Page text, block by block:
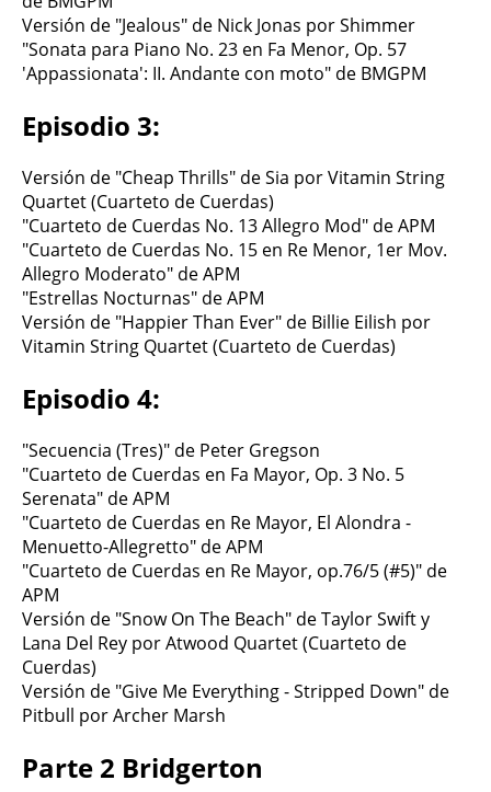
Versión de "Jealous" de Nick Jonas por Shimmer
"Sonata para Piano No. 23 en Fa Menor, Op. 57
'Appassionata': II. Andante con moto" de BMGPM
Episodio 3:
Versión de "Cheap Thrills" de Sia por Vitamin String
Quartet (Cuarteto de Cuerdas)
"Cuarteto de Cuerdas No. 13 Allegro Mod" de APM
"Cuarteto de Cuerdas No. 15 en Re Menor, 1er Mov.
Allegro Moderato" de APM
"Estrellas Nocturnas" de APM
Versión de "Happier Than Ever" de Billie Eilish por
Vitamin String Quartet (Cuarteto de Cuerdas)
Episodio 4:
"Secuencia (Tres)" de Peter Gregson
"Cuarteto de Cuerdas en Fa Mayor, Op. 3 No. 5
Serenata" de APM
"Cuarteto de Cuerdas en Re Mayor, El Alondra -
Menuetto-Allegretto" de APM
"Cuarteto de Cuerdas en Re Mayor, op.76/5 (#5)" de
APM
Versión de "Snow On The Beach" de Taylor Swift y
Lana Del Rey por Atwood Quartet (Cuarteto de
Cuerdas)
Versión de "Give Me Everything - Stripped Down" de
Pitbull por Archer Marsh
Parte 2 Bridgerton